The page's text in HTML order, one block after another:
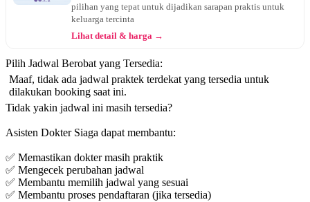
pilihan yang tepat untuk dijadikan sarapan praktis untuk
keluarga tercinta
Lihat detail & harga →
Pilih Jadwal Berobat yang Tersedia:
Maaf, tidak ada jadwal praktek terdekat yang tersedia untuk
dilakukan booking saat ini.
Tidak yakin jadwal ini masih tersedia?
Asisten Dokter Siaga dapat membantu:
✅ Memastikan dokter masih praktik
✅ Mengecek perubahan jadwal
✅ Membantu memilih jadwal yang sesuai
✅ Membantu proses pendaftaran (jika tersedia)